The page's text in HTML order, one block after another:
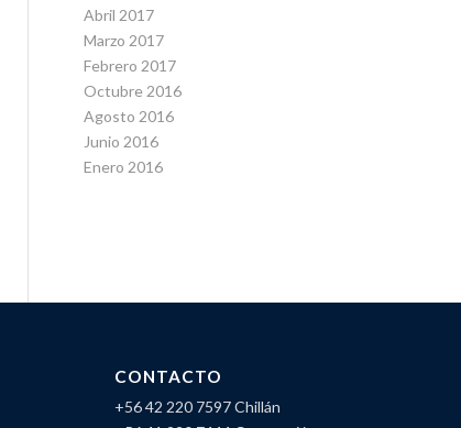
Abril 2017
Marzo 2017
Febrero 2017
Octubre 2016
Agosto 2016
Junio 2016
Enero 2016
CONTACTO
+56 42 220 7597 Chillán